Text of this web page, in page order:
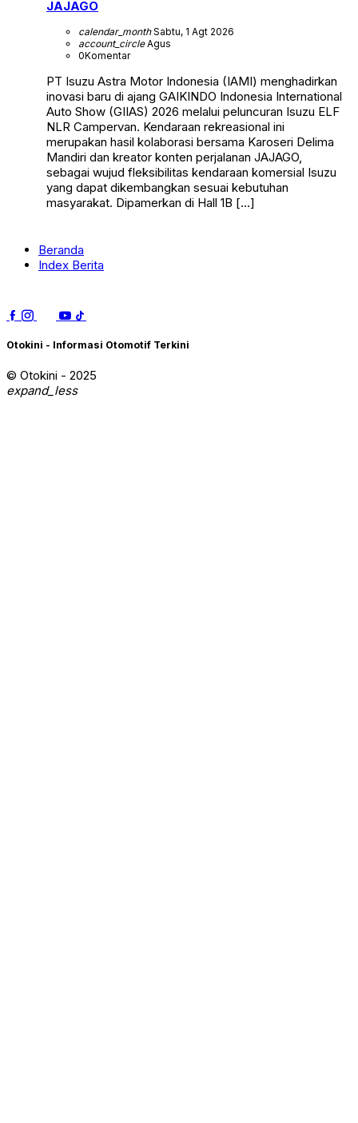
JAJAGO
calendar_monthSabtu, 1 Agt 2026
account_circleAgus
0Komentar
PT Isuzu Astra Motor Indonesia (IAMI) menghadirkan
inovasi baru di ajang GAIKINDO Indonesia International
Auto Show (GIIAS) 2026 melalui peluncuran Isuzu ELF
NLR Campervan. Kendaraan rekreasional ini
merupakan hasil kolaborasi bersama Karoseri Delima
Mandiri dan kreator konten perjalanan JAJAGO,
sebagai wujud fleksibilitas kendaraan komersial Isuzu
yang dapat dikembangkan sesuai kebutuhan
masyarakat. Dipamerkan di Hall 1B […]
Beranda
Index Berita
Otokini - Informasi Otomotif Terkini
© Otokini - 2025
expand_less